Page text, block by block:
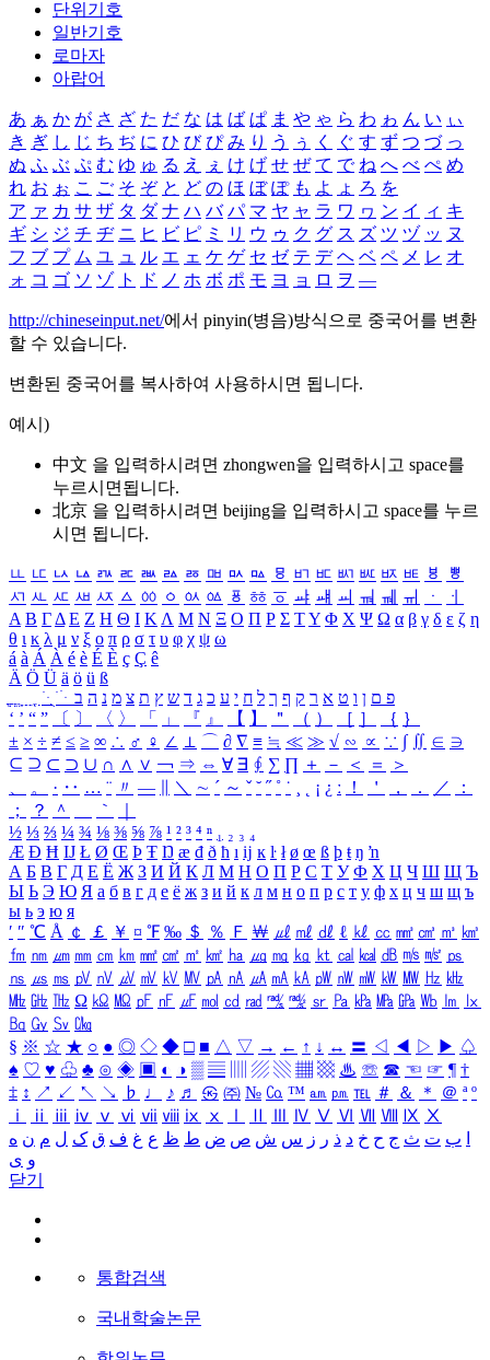
단위기호
일반기호
로마자
아랍어
あ ぁ か が さ ざ た だ な は ば ぱ ま や ゃ ら わ ゎ ん い ぃ
き ぎ し じ ち ぢ に ひ び ぴ み り う ぅ く ぐ す ず つ づ っ
ぬ ふ ぶ ぷ む ゆ ゅ る え ぇ け げ せ ぜ て で ね へ べ ぺ め
れ お ぉ こ ご そ ぞ と ど の ほ ぼ ぽ も よ ょ ろ を
ア ァ カ サ ザ タ ダ ナ ハ バ パ マ ヤ ャ ラ ワ ヮ ン イ ィ キ
ギ シ ジ チ ヂ ニ ヒ ビ ピ ミ リ ウ ゥ ク グ ス ズ ツ ヅ ッ ヌ
フ ブ プ ム ユ ュ ル エ ェ ケ ゲ セ ゼ テ デ ヘ ベ ペ メ レ オ
ォ コ ゴ ソ ゾ ト ド ノ ホ ボ ポ モ ヨ ョ ロ ヲ ―
http://chineseinput.net/에서 pinyin(병음)방식으로 중국어를 변환
할 수 있습니다.
변환된 중국어를 복사하여 사용하시면 됩니다.
예시)
中文 을 입력하시려면 zhongwen을 입력하시고 space를
누르시면됩니다.
北京 을 입력하시려면 beijing을 입력하시고 space를 누르
시면 됩니다.
ㅥ ㅦ ㅧ ㅨ ㅩ ㅪ ㅫ ㅬ ㅭ ㅮ ㅯ ㅰ ㅱ ㅲ ㅳ ㅴ ㅵ ㅶ ㅷ ㅸ
ㅹ
ㅺ ㅻ ㅼ ㅽ ㅾ ㅿ ㆀ ㆁ ㆂ ㆃ ㆄ ㆅ ㆆ ㆇ ㆈ ㆉ ㆊ ㆋ ㆌ ㆍ
ㆎ
Α Β ΓΔ Ε Ζ Η Θ Ι ΚΛ Μ Ν Ξ Ο Π Ρ Σ ΤΥ Φ Χ Ψ Ω α β γ δ ε ζ η
θ ι κ λ μ ν ξ ο π ρ σ τ υ φ χ ψ ω
á à Á À é è É È ç Ç ê
Ä Ö Ü ä ö ü ß
ִֶֹ ֻּ ׁׂ פ ם ן ו ט א ר ק ף ך ל ח י ע כ ג ד ש ץ ת צ מ נ ה ב
‘ ’ “ ” 〔 〕 〈 〉 「 」 『 』 【 】 ＂ （ ） ［ ］ ｛ ｝
± × ÷ ≠ ≤ ≥ ∞ ∴ ♂ ♀ ∠ ⊥ ⌒ ∂ ∇ ≡ ≒ ≪ ≫ √ ∽ ∝ ∵ ∫ ∬ ∈ ∋
⊆ ⊇ ⊂ ⊃ ∪ ∩ ∧ ∨ ￢ ⇒ ⇔ ∀ ∃ ∮ ∑ ∏ ＋ － ＜ ＝
＞
、
。 · ‥ … ¨ 〃 ― ＼ ∼ ´ ～ ˇ ˘ ˝ ˚ ˙ ¸ ¡ ¿ ː ！ ＇ ， ． ／
：
；
？ ＾ ｀
½ ⅓ ⅔ ¼ ¾ ⅛ ⅜ ⅝ ⅞ ¹ ² ³ ⁴ ⁿ ₁ ₂ ₃ ₄
Æ Ð Ħ Ĳ Ł Ø Œ Þ Ŧ Ŋ æ đ ð ħ ı ĳ ĸ ŀ ł ø œ ß þ ŧ ŋ ŉ
А Б В Г Д Е Ё Ж З И Й К Л М Н О П Р С Т У Ф Х Ц Ч Ш Щ Ъ
Ы Ь Э Ю Я а б в г д е ё ж з и й к л м н о п р с т у ф х ц ч ш щ ъ
ы ь э ю я
′ ″ ℃ Å ￠ ￡ ￥ ¤ ℉ ‰ ＄ ％ Ｆ ￦ ㎕ ㎖ ㎗ ℓ ㎘ ㏄ ㎣ ㎤ ㎥ ㎦
㎙ ㎚ ㎛ ㎜ ㎝ ㎞ ㎟ ㎠ ㎡ ㎢ ㏊ ㎍ ㎎ ㎏ ㏏ ㎈ ㎉ ㏈ ㎧ ㎨ ㎰
㎱ ㎲ ㎳ ㎴ ㎵ ㎶ ㎷ ㎸ ㎹ ㎀ ㎁ ㎂ ㎃ ㎄ ㎺ ㎻ ㎽ ㎾ ㎿ ㎐ ㎑
㎒ ㎓ ㎔ Ω ㏀ ㏁ ㎊ ㎋ ㎌ ㏖ ㏅ ㎭ ㎮ ㎯ ㏛ ㎩ ㎪ ㎫ ㎬ ㏝ ㏐
㏓
㏃ ㏉ ㏜ ㏆
§ ※ ☆ ★ ○ ● ◎ ◇ ◆ □ ■ △ ▽ → ← ↑ ↓ ↔ 〓 ◁ ◀ ▷ ▶ ♤
♠ ♡ ♥ ♧ ♣ ⊙ ◈ ▣ ◐ ◑ ▒ ▤ ▨ ▧ ▦ ▩ ♨ ☏ ☎ ☜ ☞ ¶ †
‡ ↕ ↗ ↙ ↖ ↘ ♭ ♩ ♪ ♬ ㉿ ㈜ № ㏇ ™ ㏂ ㏘ ℡ ＃ ＆ ＊ ＠ ª º
ⅰ
ⅱ ⅲ ⅳ ⅴ ⅵ ⅶ ⅷ ⅸ ⅹ Ⅳ Ⅴ Ⅵ Ⅶ Ⅷ Ⅸ Ⅹ
ب ت ث ج ح خ د ذ ر ز س ش ص ض ط ظ ع غ ف ق ک ل م ن ه
و ی
닫기
통합검색
국내학술논문